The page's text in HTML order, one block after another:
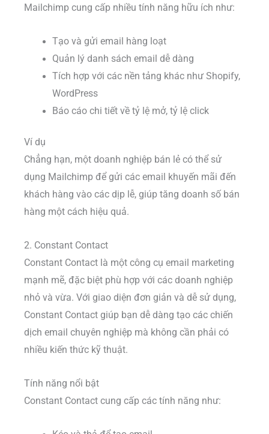
Mailchimp cung cấp nhiều tính năng hữu ích như:
Tạo và gửi email hàng loạt
Quản lý danh sách email dễ dàng
Tích hợp với các nền tảng khác như Shopify,
WordPress
Báo cáo chi tiết về tỷ lệ mở, tỷ lệ click
Ví dụ
Chẳng hạn, một doanh nghiệp bán lẻ có thể sử
dụng Mailchimp để gửi các email khuyến mãi đến
khách hàng vào các dịp lễ, giúp tăng doanh số bán
hàng một cách hiệu quả.
2. Constant Contact
Constant Contact là một công cụ email marketing
mạnh mẽ, đặc biệt phù hợp với các doanh nghiệp
nhỏ và vừa. Với giao diện đơn giản và dễ sử dụng,
Constant Contact giúp bạn dễ dàng tạo các chiến
dịch email chuyên nghiệp mà không cần phải có
nhiều kiến thức kỹ thuật.
Tính năng nổi bật
Constant Contact cung cấp các tính năng như: